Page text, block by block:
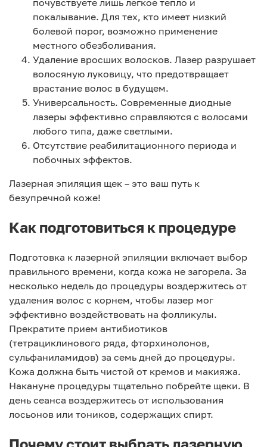
почувствуете лишь легкое тепло и
покалывание. Для тех, кто имеет низкий
болевой порог, возможно применение
местного обезболивания.
Удаление вросших волосков. Лазер разрушает
волосяную луковицу, что предотвращает
врастание волос в будущем.
Универсальность. Современные диодные
лазеры эффективно справляются с волосами
любого типа, даже светлыми.
Отсутствие реабилитационного периода и
побочных эффектов.
Лазерная эпиляция щек – это ваш путь к
безупречной коже!
Как подготовиться к процедуре
Подготовка к лазерной эпиляции включает выбор
правильного времени, когда кожа не загорела. За
несколько недель до процедуры воздержитесь от
удаления волос с корнем, чтобы лазер мог
эффективно воздействовать на фолликулы.
Прекратите прием антибиотиков
(тетрациклинового ряда, фторхинолонов,
сульфаниламидов) за семь дней до процедуры.
Кожа должна быть чистой от кремов и макияжа.
Накануне процедуры тщательно побрейте щеки. В
день сеанса воздержитесь от использования
лосьонов или тоников, содержащих спирт.